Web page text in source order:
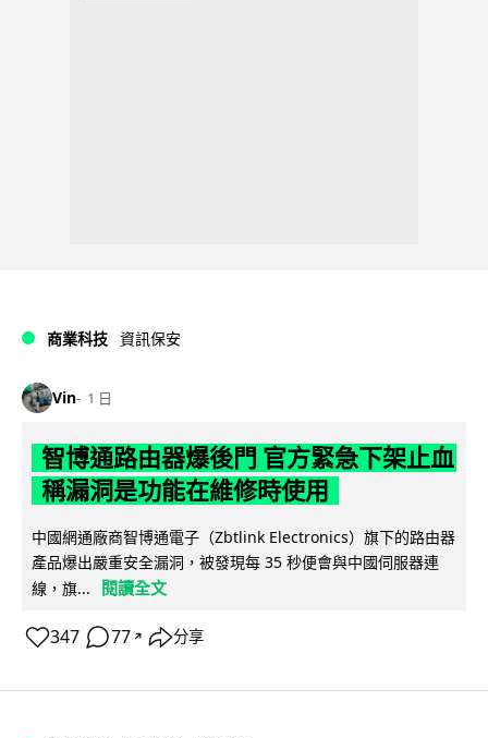
商業科技 資訊保安
Vin 1 日
智博通路由器爆後門 官方緊急下架止血
稱漏洞是功能在維修時使用
中國網通廠商智博通電子（Zbtlink Electronics）旗下的路由器
產品爆出嚴重安全漏洞，被發現每 35 秒便會與中國伺服器連
線，旗...
閱讀全文
347 77 ↗ 分享